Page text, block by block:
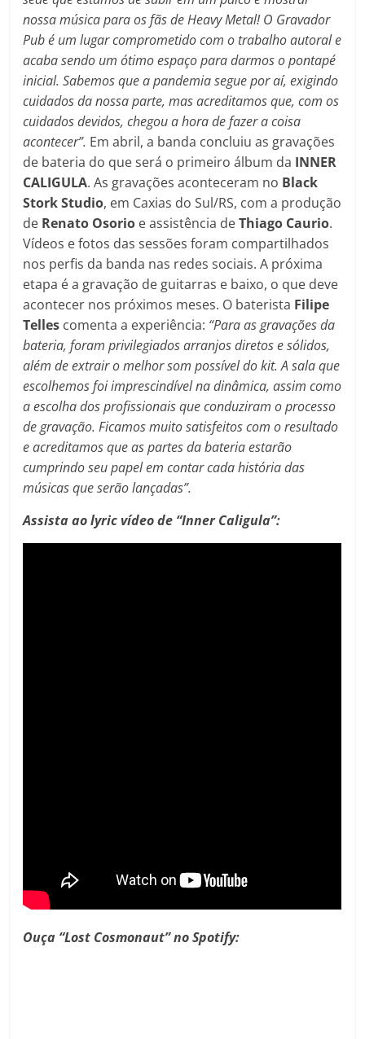
nossa música para os fãs de Heavy Metal! O Gravador
Pub é um lugar comprometido com o trabalho autoral e
acaba sendo um ótimo espaço para darmos o pontapé
inicial. Sabemos que a pandemia segue por aí, exigindo
cuidados da nossa parte, mas acreditamos que, com os
cuidados devidos, chegou a hora de fazer a coisa
acontecer”. Em abril, a banda concluiu as gravações
de bateria do que será o primeiro álbum da INNER
CALIGULA. As gravações aconteceram no Black
Stork Studio, em Caxias do Sul/RS, com a produção
de Renato Osorio e assistência deThiago Caurio.
Vídeos e fotos das sessões foram compartilhados
nos perfis da banda nas redes sociais. A próxima
etapa é a gravação de guitarras e baixo, o que deve
acontecer nos próximos meses. O baterista Filipe
Telles comenta a experiência: “Para as gravações da
bateria, foram privilegiados arranjos diretos e sólidos,
além de extrair o melhor som possível do kit. A sala que
escolhemos foi imprescindível na dinâmica, assim como
a escolha dos profissionais que conduziram o processo
de gravação. Ficamos muito satisfeitos com o resultado
e acreditamos que as partes da bateria estarão
cumprindo seu papel em contar cada história das
músicas que serão lançadas”.
Assista ao lyric vídeo de “Inner Caligula”:
Ouça “Lost Cosmonaut” no Spotify: